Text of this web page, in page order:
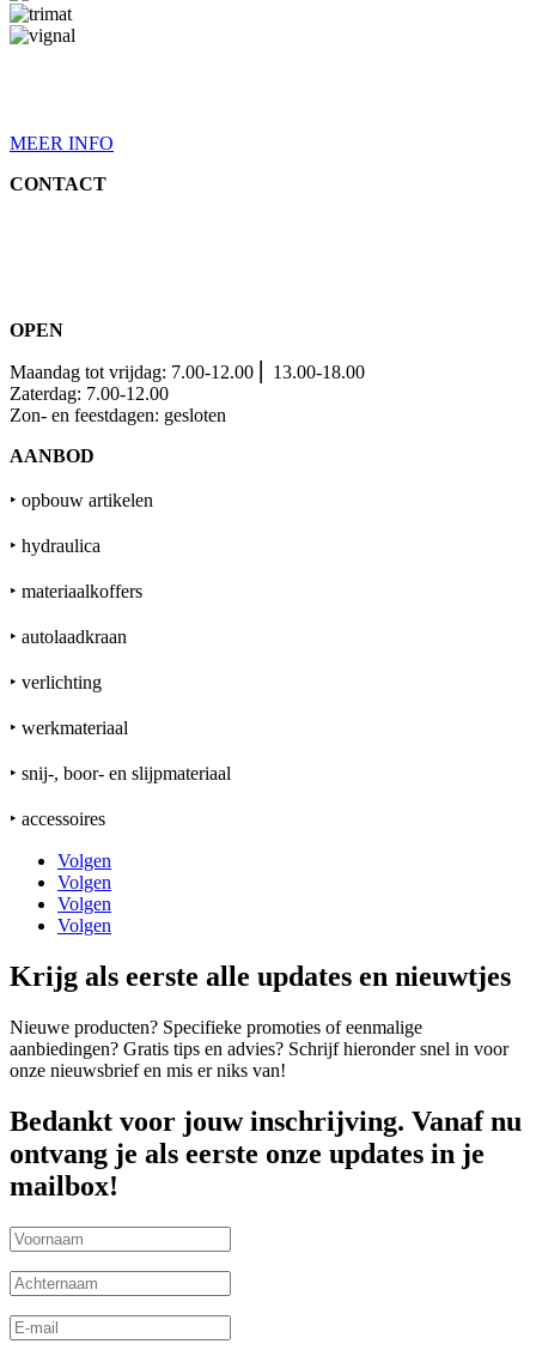
MEER INFO
CONTACT
OPEN
Maandag tot vrijdag: 7.00-12.00 ⎢ 13.00-18.00
Zaterdag: 7.00-12.00
Zon- en feestdagen: gesloten
AANBOD
‣ opbouw artikelen
‣ hydraulica
‣ materiaalkoffers
‣ autolaadkraan
‣ verlichting
‣ werkmateriaal
‣ snij-, boor- en slijpmateriaal
‣ accessoires
Volgen
Volgen
Volgen
Volgen
Krijg als eerste alle updates en nieuwtjes
Nieuwe producten? Specifieke promoties of eenmalige
aanbiedingen? Gratis tips en advies? Schrijf hieronder snel in voor
onze nieuwsbrief en mis er niks van!
Bedankt voor jouw inschrijving. Vanaf nu
ontvang je als eerste onze updates in je
mailbox!